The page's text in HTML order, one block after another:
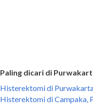
Paling dicari di
Histerektomi di
Histerektomi di Campaka,